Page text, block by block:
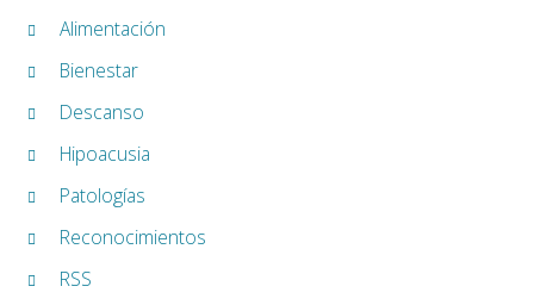
Alimentación
Bienestar
Descanso
Hipoacusia
Patologías
Reconocimientos
RSS